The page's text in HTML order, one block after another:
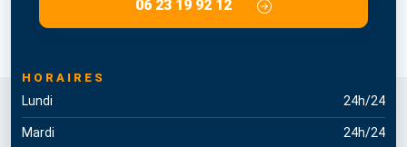
06 23 19 92 12
HORAIRES
Lundi 24h/24
Mardi 24h/24